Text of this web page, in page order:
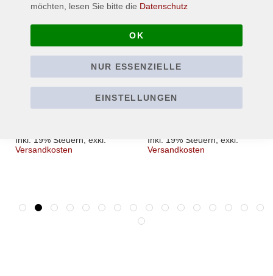
HELDMASCHINE -
Logo - Patch / Aufnäher
Inkl. 19% Steuern exkl.
Versandkosten
HELDMASCHINE -
Propaganda - DIGI -
CD
Inkl. 19% Steuern exkl.
Versandkosten
möchten, lesen Sie bitte die Datenschutz
OK
NUR ESSENZIELLE
EINSTELLUNGEN